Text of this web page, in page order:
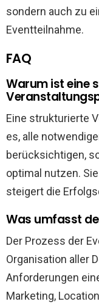
sondern auch zu
Eventteilnahme.
FAQ
Warum ist eine
Eine strukturierte
es, alle
berücksichtigen,
optimal nutzen.
steigert die
Was umfasst
Der Prozess der
Organisation aller
Anforderungen
Marketing,